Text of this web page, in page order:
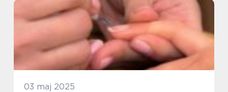
symboler eller kunstværker, er der ing...
03 maj 2025